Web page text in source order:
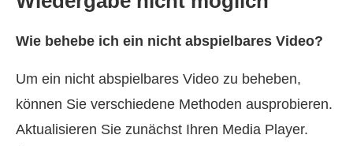
Wie behebe ich ein nicht abspielbares Video?
Um ein nicht abspielbares Video zu beheben,
können Sie verschiedene Methoden ausprobieren.
Aktualisieren Sie zunächst Ihren Media Player.